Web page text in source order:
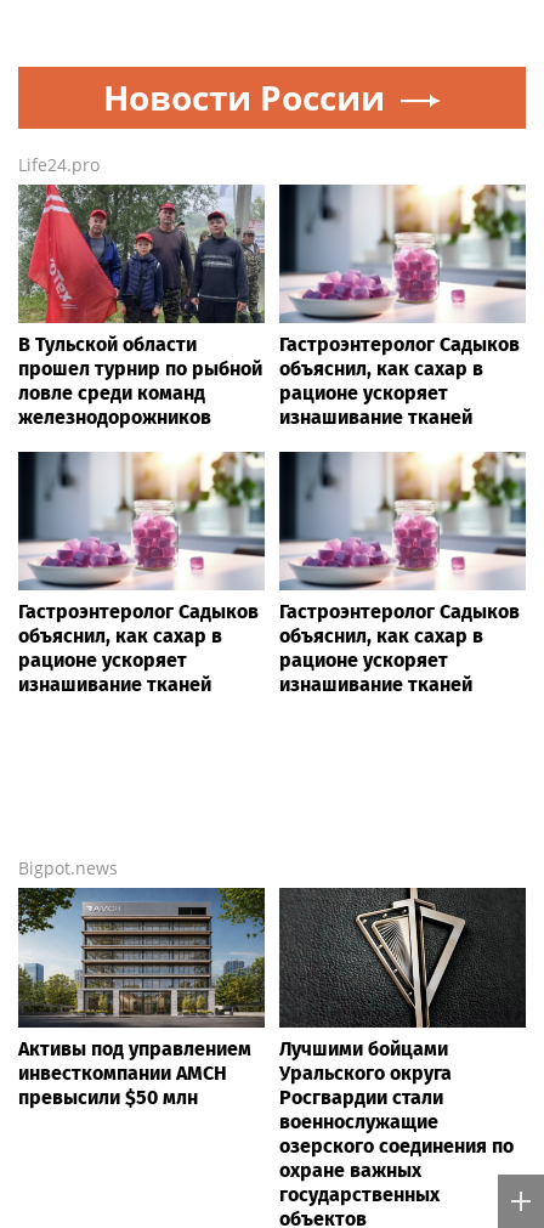
Новости России
Life24.pro
В Тульской области
прошел турнир по рыбной
ловле среди команд
железнодорожников
Гастроэнтеролог Садыков
объяснил, как сахар в
рационе ускоряет
изнашивание тканей
Гастроэнтеролог Садыков
объяснил, как сахар в
рационе ускоряет
изнашивание тканей
Гастроэнтеролог Садыков
объяснил, как сахар в
рационе ускоряет
изнашивание тканей
Bigpot.news
Активы под управлением
инвесткомпании AMCH
превысили $50 млн
Лучшими бойцами
Уральского округа
Росгвардии стали
военнослужащие
озерского соединения по
охране важных
государственных
объектов